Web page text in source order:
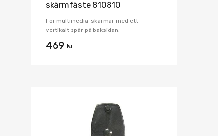
skärmfäste 810810
För multimedia-skärmar med ett
vertikalt spår på baksidan.
469 kr